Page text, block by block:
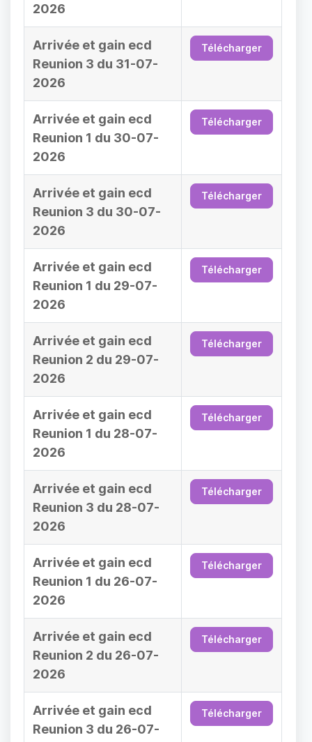
2026
Arrivée et gain ecd
Reunion 3 du 31-07-
2026
Télécharger
Arrivée et gain ecd
Reunion 1 du 30-07-
2026
Télécharger
Arrivée et gain ecd
Reunion 3 du 30-07-
2026
Télécharger
Arrivée et gain ecd
Reunion 1 du 29-07-
2026
Télécharger
Arrivée et gain ecd
Reunion 2 du 29-07-
2026
Télécharger
Arrivée et gain ecd
Reunion 1 du 28-07-
2026
Télécharger
Arrivée et gain ecd
Reunion 3 du 28-07-
2026
Télécharger
Arrivée et gain ecd
Reunion 1 du 26-07-
2026
Télécharger
Arrivée et gain ecd
Reunion 2 du 26-07-
2026
Télécharger
Arrivée et gain ecd
Reunion 3 du 26-07-
Télécharger